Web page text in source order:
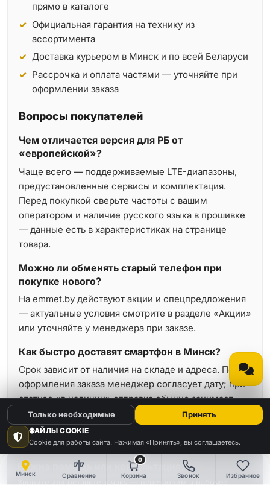
Минск Сравнение
0
Корзина Звонок Избранное
прямо в каталоге
Официальная гарантия на технику из
ассортимента
Доставка курьером в Минск и по всей Беларуси
Рассрочка и оплата частями — уточняйте при
оформлении заказа
Вопросы покупателей
Чем отличается версия для РБ от
«европейской»?
Чаще всего — поддерживаемые LTE-диапазоны,
предустановленные сервисы и комплектация.
Перед покупкой сверьте частоты с вашим
оператором и наличие русского языка в прошивке
— данные есть в характеристиках на странице
товара.
Можно ли обменять старый телефон при
покупке нового?
На emmet.by действуют акции и спецпредложения
— актуальные условия смотрите в разделе «Акции»
или уточняйте у менеджера при заказе.
Как быстро доставят смартфон в Минск?
Срок зависит от наличия на складе и адреса. После
оформления заказа менеджер согласует дату; при
статусе «в наличии» отправка обычно занимает
минимальное время.
Нужна помощь или консультация?
ФАЙЛЫ COOKIE
Cookie для работы сайта. Нажимая «Принять», вы соглашаетесь.
Только необходимые Принять